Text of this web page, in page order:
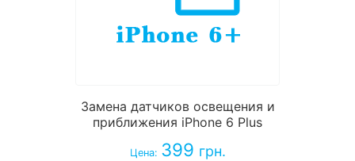
Замена датчиков освещения и
приближения iPhone 6 Plus
Цена: 399 грн.